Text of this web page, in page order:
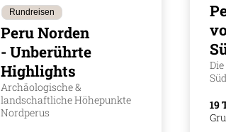
Rundreisen
Peru Norden
- Unberührte
Highlights
Archäologische &
landschaftliche Höhepunkte
Nordperus
19